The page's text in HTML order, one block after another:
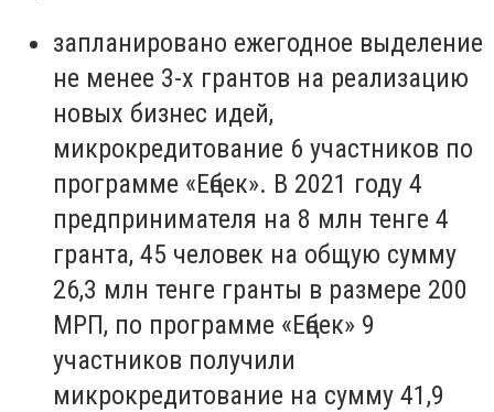
запланировано ежегодное выделение
не менее 3-х грантов на реализацию
новых бизнес идей,
микрокредитование 6 участников по
программе «Еңбек». В 2021 году 4
предпринимателя на 8 млн тенге 4
гранта, 45 человек на общую сумму
26,3 млн тенге гранты в размере 200
МРП, по программе «Еңбек» 9
участников получили
микрокредитование на сумму 41,9